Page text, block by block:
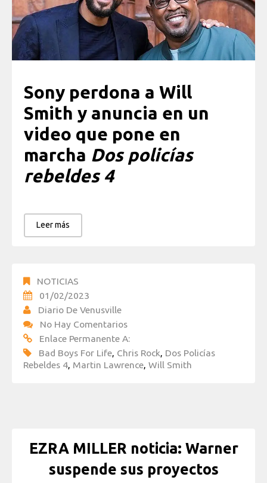
Sony perdona a Will
Smith y anuncia en un
video que pone en
marcha Dos policías
rebeldes 4
Leer más
NOTICIAS
01/02/2023
Diario De Venusville
No Hay Comentarios
Enlace Permanente A:
Bad Boys For Life, Chris Rock, Dos Policías
Rebeldes 4, Martin Lawrence, Will Smith
EZRA MILLER noticia: Warner
suspende sus proyectos